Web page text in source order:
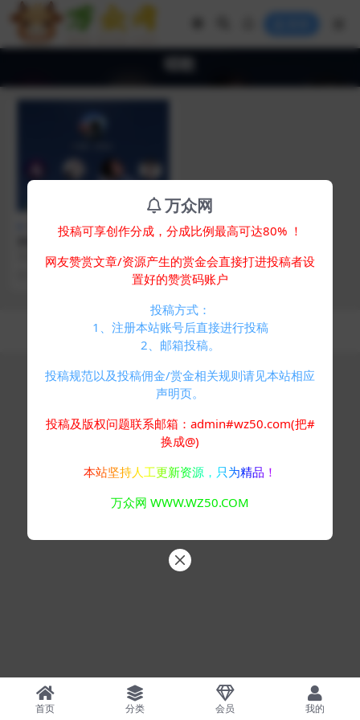
网创教程
抖音点歌台副业项目骚操作 小
白也能轻松月入过万 不会唱歌
也能做
项目介绍 相信很多朋友也都看过在
使用抖音的时候弹吉他的视频，抱
696
Copyright © 2024万众网- All rights reserved
浙ICP备05025058号-4
首页 分类 会员 我的
万众网
投稿可享创作分成，分成比例最高可达80% ！
网友赞赏文章/资源产生的赏金会直接打进投稿者设
置好的赞赏码账户
投稿方式：
1、注册本站账号后直接进行投稿
2、邮箱投稿。
投稿规范以及投稿佣金/赏金相关规则请见本站相应
声明页。
投稿及版权问题联系邮箱：admin#wz50.com(把#
换成@)
本站坚持人工更新资源，只为精品！
万众网 WWW.WZ50.COM